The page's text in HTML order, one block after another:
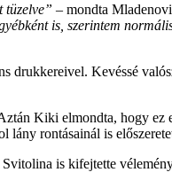
tüzelve” – mondta
is, szerintem
drukkereivel. Kevéssé
Kiki elmondta, hogy ez
lány rontásainál is
is kifejtette